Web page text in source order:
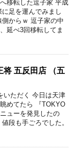
移転した逗子家 平成
足を運んでみまし
からｗ 逗子家の中
延べ3回移転してま
将 五反田店 （五
いただく 今日は天津
めてたら 『TOKYO
ューを発見したの
段も手ごろでした。